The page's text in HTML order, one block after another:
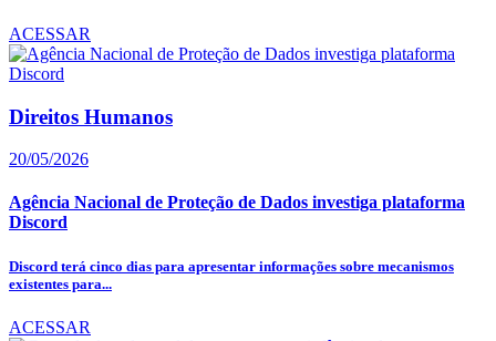
ACESSAR
Direitos Humanos
20/05/2026
Agência Nacional de Proteção de Dados investiga plataforma
Discord
Discord terá cinco dias para apresentar informações sobre mecanismos
existentes para...
ACESSAR